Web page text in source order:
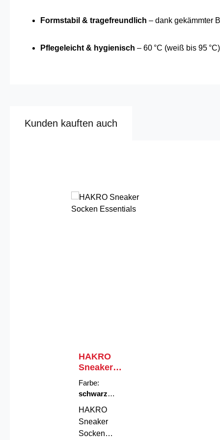
Formstabil & tragefreundlich – dank gekämmter
Pflegeleicht & hygienisch – 60 °C (weiß bis 95 °C)
Kunden kauften auch
HAKRO
Sneaker
Socken
Essentials
Farbe:
schwarz
HAKRO
Sneaker
Socken